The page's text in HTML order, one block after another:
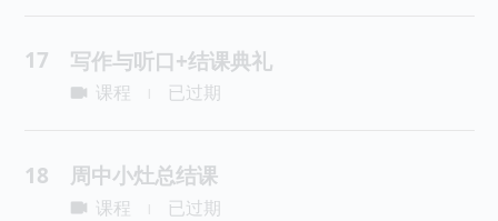
17 写作与听口+结课典礼
课程 已过期
18 周中小灶总结课
课程 已过期